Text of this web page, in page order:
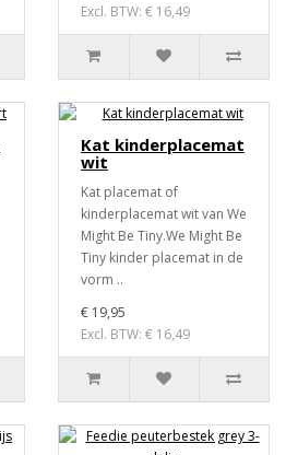
Excl. BTW: € 16,49
Kat kinderplacemat
wit
Kat placemat of
kinderplacemat wit van We
Might Be Tiny.We Might Be
Tiny kinder placemat in de
vorm ..
€ 19,95
Excl. BTW: € 16,49